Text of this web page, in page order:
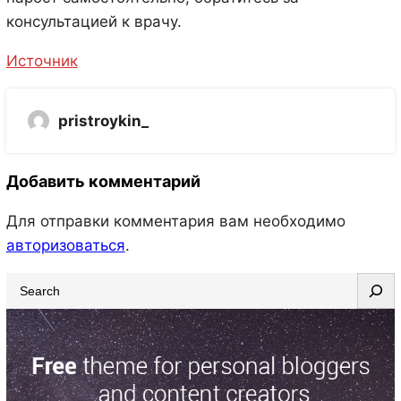
консультацией к врачу.
Источник
pristroykin_
Добавить комментарий
Для отправки комментария вам необходимо
авторизоваться.
e
a
r
c